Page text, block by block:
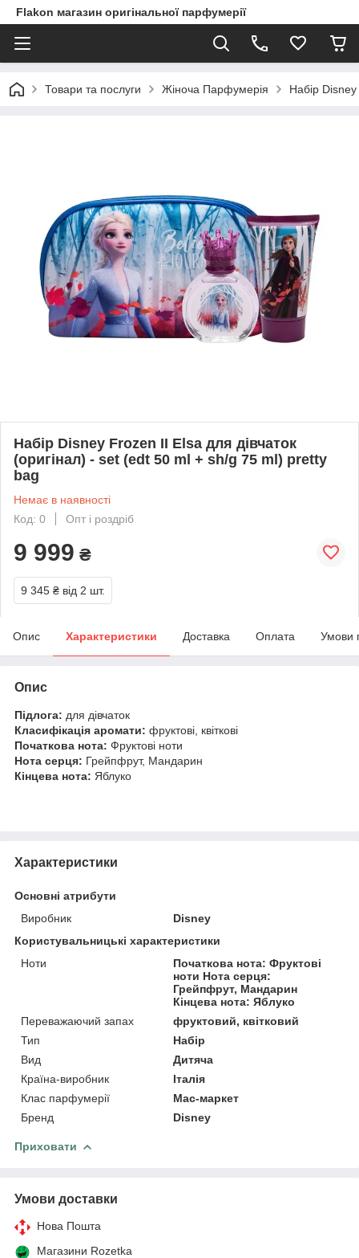
Flakon магазин оригінальної парфумерії
Товари та послуги Жіноча Парфумерія Набір
Набір Disney Frozen II Elsa для дівчаток
(оригінал) - set (edt 50 ml + sh/g 75 ml) pretty
bag
Немає в наявності
Код: 0
Опт і роздріб
9 999 ₴
9 345 ₴ від 2 шт.
Опис Характеристики Доставка Оплата Умови
Опис
Підлога: для дівчаток
Класифікація аромати: фруктові, квіткові
Початкова нота: Фруктові ноти
Нота серця: Грейпфрут, Мандарин
Кінцева нота: Яблуко
Характеристики
Основні атрибути
Виробник
Disney
Користувальницькі характеристики
Ноти
Початкова нота: Фруктові
ноти Нота серця:
Грейпфрут, Мандарин
Кінцева нота: Яблуко
Переважаючий запах
фруктовий, квітковий
Тип
Набір
Вид
Дитяча
Країна-виробник
Італія
Клас парфумерії
Мас-маркет
Бренд
Disney
Приховати
Умови доставки
Нова Пошта
Магазини Rozetka